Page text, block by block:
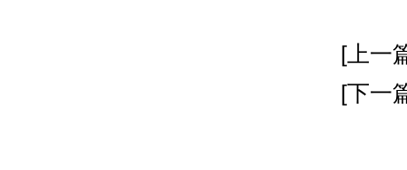
[上一
[下一